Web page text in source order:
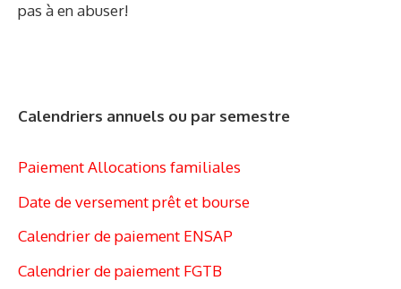
pas à en abuser!
Calendriers annuels ou par semestre
Paiement Allocations familiales
Date de versement prêt et bourse
Calendrier de paiement ENSAP
Calendrier de paiement FGTB